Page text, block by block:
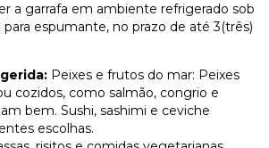
a garrafa em ambiente refrigerado sob
espumante, no prazo de até 3(três)
Peixes e frutos do mar: Peixes
cozidos, como salmão, congrio e
bem. Sushi, sashimi e ceviche
escolhas.